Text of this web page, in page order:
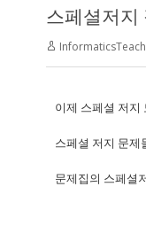
스페셜저지
이제 스페셜 저지
스페셜 저지 문제
문제집의 스페셜